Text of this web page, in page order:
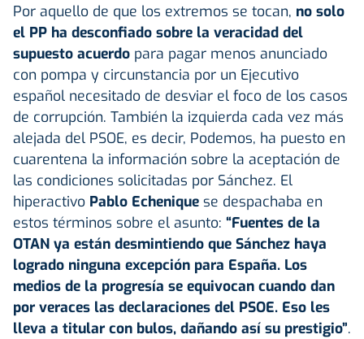
Por aquello de que los extremos se tocan, no solo
el PP ha desconfiado sobre la veracidad del
supuesto acuerdo para pagar menos anunciado
con pompa y circunstancia por un Ejecutivo
español necesitado de desviar el foco de los casos
de corrupción. También la izquierda cada vez más
alejada del PSOE, es decir, Podemos, ha puesto en
cuarentena la información sobre la aceptación de
las condiciones solicitadas por Sánchez. El
hiperactivo Pablo Echenique se despachaba en
estos términos sobre el asunto: “Fuentes de la
OTAN ya están desmintiendo que Sánchez haya
logrado ninguna excepción para España. Los
medios de la progresía se equivocan cuando dan
por veraces las declaraciones del PSOE. Eso les
lleva a titular con bulos, dañando así su prestigio”.